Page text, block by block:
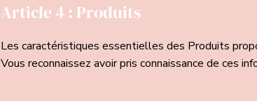
Article 4 : Produits
Les caractéristiques essentielles des Produits
Vous reconnaissez avoir pris connaissance de ces